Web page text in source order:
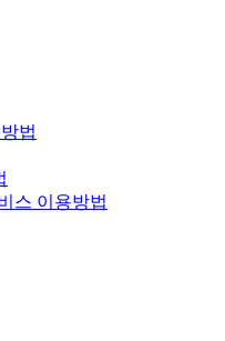
법
스 이용방법